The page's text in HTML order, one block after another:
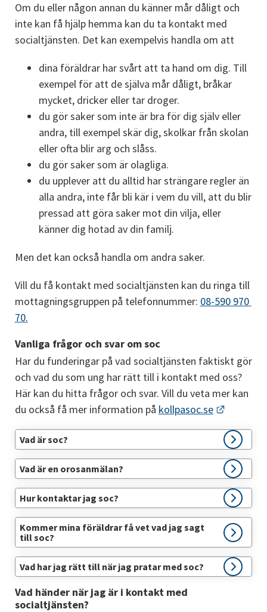
Om du eller någon annan du känner mår dåligt och
inte kan få hjälp hemma kan du ta kontakt med
socialtjänsten. Det kan exempelvis handla om att
dina föräldrar har svårt att ta hand om dig. Till
exempel för att de själva mår dåligt, bråkar
mycket, dricker eller tar droger.
du gör saker som inte är bra för dig själv eller
andra, till exempel skär dig, skolkar från skolan
eller ofta blir arg och slåss.
du gör saker som är olagliga.
du upplever att du alltid har strängare regler än
alla andra, inte får bli kär i vem du vill, att du blir
pressad att göra saker mot din vilja, eller
känner dig hotad av din familj.
Men det kan också handla om andra saker.
Vill du få kontakt med socialtjänsten kan du ringa till
mottagningsgruppen på telefonnummer: 08-590 970
70.
Vanliga frågor och svar om soc
Har du funderingar på vad socialtjänsten faktiskt gör
och vad du som ung har rätt till i kontakt med oss?
Här kan du hitta frågor och svar. Vill du veta mer kan
du också få mer information på kollpasoc.se Länk till
Vad är soc?
Vad är en orosanmälan?
Hur kontaktar jag soc?
Kommer mina föräldrar få vet vad jag sagt
till soc?
Vad har jag rätt till när jag pratar med soc?
Vad händer när jag är i kontakt med
socialtjänsten?